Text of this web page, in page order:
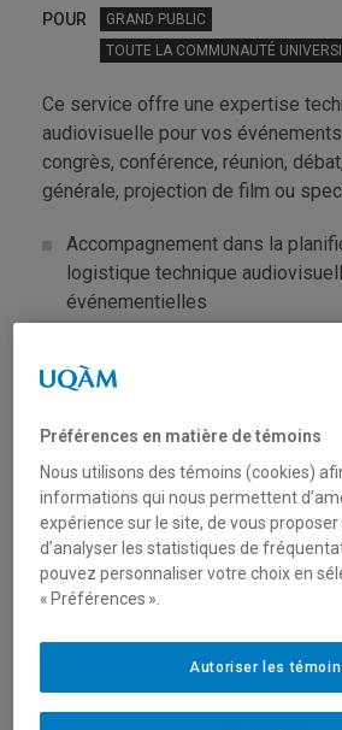
POUR
GRAND PUBLIC
TOUTE LA COMMUNAUTÉ
Ce service offre une expertise
audiovisuelle pour vos
congrès, conférence, réunion,
générale, projection de film ou
Accompagnement dans la
logistique technique
événementielles
audiovisuels : sonorisation,
Captation audio et/ou vidéo de
diffusion en différé (via les
institutionnelles Panopto et
Web du demandeur) ou en direct
de l'UQAM, Zoom, YouTube ou
Préférences en matière de témoins
Nous utilisons des témoins (cookies)
informations qui nous permettent
expérience sur le site, de vous
d’analyser les statistiques de
pouvez personnaliser votre choix en
« Préférences ».
Autoriser les